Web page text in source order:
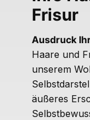
Frisur
Ausdruck
Haare und
unserem
äußeres